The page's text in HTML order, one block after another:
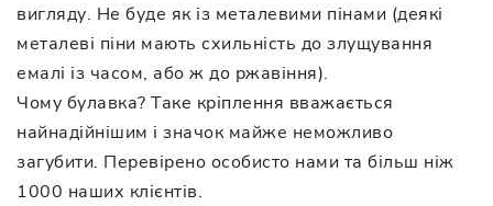
вигляду. Не буде як із металевими пінами (деякі
металеві піни мають схильність до злущування
емалі із часом, або ж до ржавіння).
Чому булавка? Таке кріплення вважається
найнадійнішим і значок майже неможливо
загубити. Перевірено особисто нами та більш ніж
1000 наших клієнтів.